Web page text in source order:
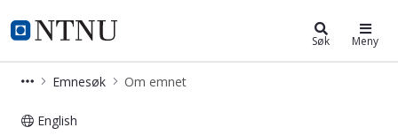
NTNU Hjemmeside
Studier Søk Meny
Emnesøk Om emnet
English